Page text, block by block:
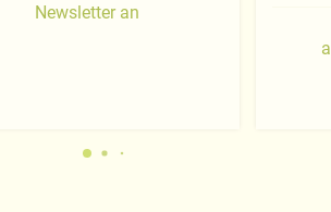
Newsletter an